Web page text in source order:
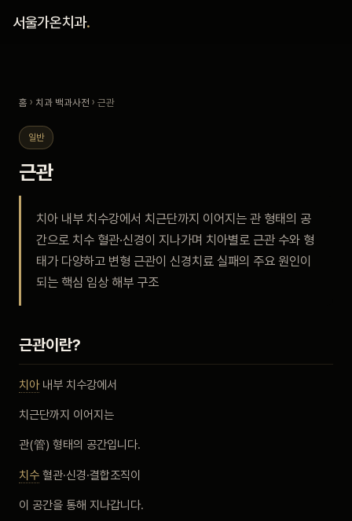
서울가온치과.
진료 안내
안내
예약 안내
공지사항
자주 묻는 질문
홈 › 치과 백과사전 › 근관
일반
근관
치아 내부 치수강에서 치근단까지 이어지는 관 형태의 공
간으로 치수 혈관·신경이 지나가며 치아별로 근관 수와 형
태가 다양하고 변형 근관이 신경치료 실패의 주요 원인이
되는 핵심 임상 해부 구조
근관이란?
치아내부 치수강에서
치근단까지 이어지는
관(管) 형태의 공간입니다.
치수 혈관·신경·결합조직이
이 공간을 통해 지나갑니다.